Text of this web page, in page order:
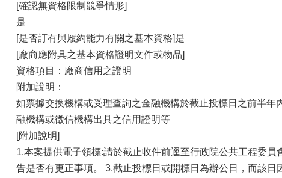
[確認無資格限制競爭情形]
是
[是否訂有與履約能力有關之基本資格]是
[廠商應附具之基本資格證明文件或物品]
資格項目：廠商信用之證明
附加說明：
如票據交換機構或受理查詢之金融機構於截止投標日之前半
融機構或徵信機構出具之信用證明等
[附加說明]
1.本案提供電子領標:請於截止收件前逕至行政院公共工程委
告是否有更正事項。 3.截止投標日或開標日為辦公日，而該